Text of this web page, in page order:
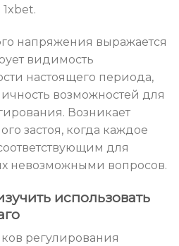
напряжения выражается
видимость
настоящего периода,
возможностей для
Возникает
застоя, когда каждое
для
невозможными вопросов.
использовать
регулирования